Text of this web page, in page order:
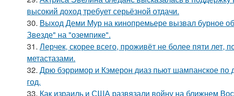
высокий доход требует серьёзной отдачи.
30. Выход Деми Мур на кинопремьере вызвал бурное
Звезде" на "оземпике".
31. Лерчек, скорее всего, проживёт не более пяти лет,
метастазами.
32. Дрю бэрримор и Кэмерон диаз пьют шампанское по
год.
33. Как израиль и США развязали войну на ближнем